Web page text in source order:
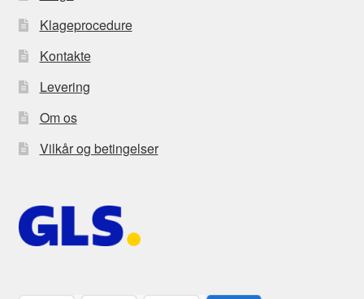
Klageprocedure
Kontakte
Levering
Om os
Vilkår og betingelser